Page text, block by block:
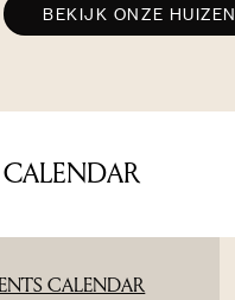
BEKIJK ONZE HUIZEN
CALENDAR